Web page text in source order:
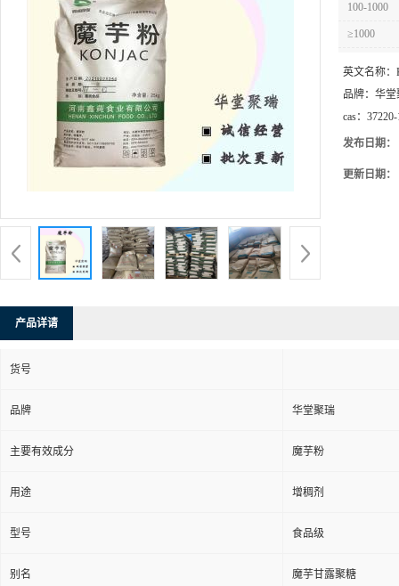
100-1000
≥1000
英文名称：
品牌： 华堂
cas：
发布日期：
更新日期：
产品详请
货号
品牌 华堂聚瑞
主要有效成分 魔芋粉
用途 增稠剂
型号 食品级
别名 魔芋甘露聚糖